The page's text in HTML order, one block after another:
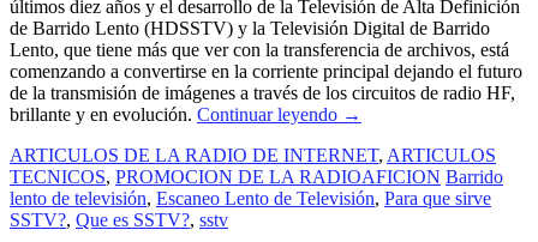
últimos diez años y el desarrollo de la Televisión de Alta Definición
de Barrido Lento (HDSSTV) y la Televisión Digital de Barrido
Lento, que tiene más que ver con la transferencia de archivos, está
comenzando a convertirse en la corriente principal dejando el futuro
de la transmisión de imágenes a través de los circuitos de radio HF,
brillante y en evolución. Continuar leyendo →
ARTICULOS DE LA RADIO DE INTERNET, ARTICULOS
TECNICOS, PROMOCION DE LA RADIOAFICION Barrido
lento de televisión, Escaneo Lento de Televisión, Para que sirve
SSTV?, Que es SSTV?, sstv